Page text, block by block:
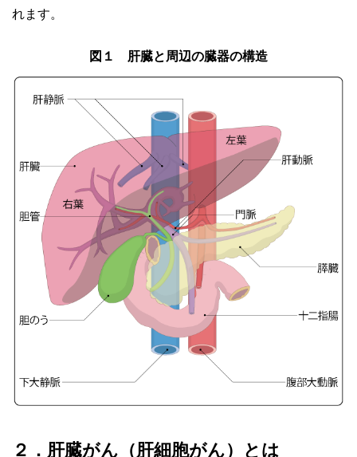
れます。
図１ 肝臓と周辺の臓器の構造
２．肝臓がん（肝細胞がん）とは